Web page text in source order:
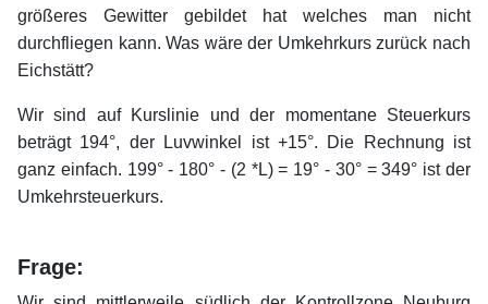
größeres Gewitter gebildet hat welches man nicht
durchfliegen kann. Was wäre der Umkehrkurs zurück nach
Eichstätt?
Wir sind auf Kurslinie und der momentane Steuerkurs
beträgt 194°, der Luvwinkel ist +15°. Die Rechnung ist
ganz einfach. 199° - 180° - (2 *L) = 19° - 30° = 349° ist der
Umkehrsteuerkurs.
Frage: